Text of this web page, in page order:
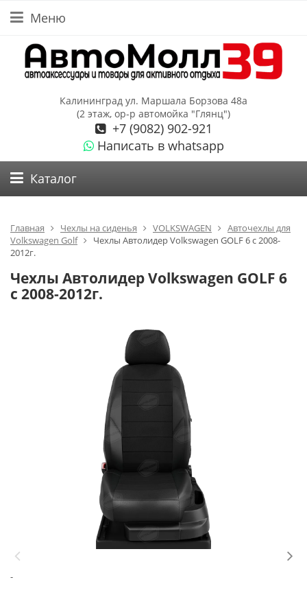
Меню
Калининград ул. Маршала Борзова 48а
(2 этаж, ор-р автомойка "Глянц")
+7 (9082) 902-921
Написать в whatsapp
Каталог
Главная Чехлы на сиденья VOLKSWAGEN
Авточехлы для
Volkswagen Golf
Чехлы Автолидер Volkswagen GOLF 6 с 2008-
2012г.
Чехлы Автолидер Volkswagen GOLF 6
с 2008-2012г.
-